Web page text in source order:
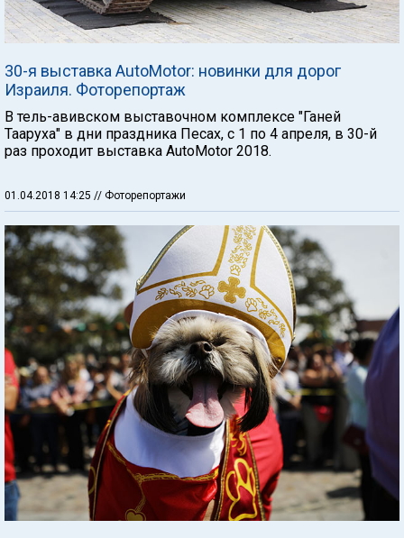
30-я выставка AutoMotor: новинки для дорог
Израиля. Фоторепортаж
В тель-авивском выставочном комплексе "Ганей
Тааруха" в дни праздника Песах, с 1 по 4 апреля, в 30-й
раз проходит выставка AutoMotor 2018.
01.04.2018 14:25 // Фоторепортажи